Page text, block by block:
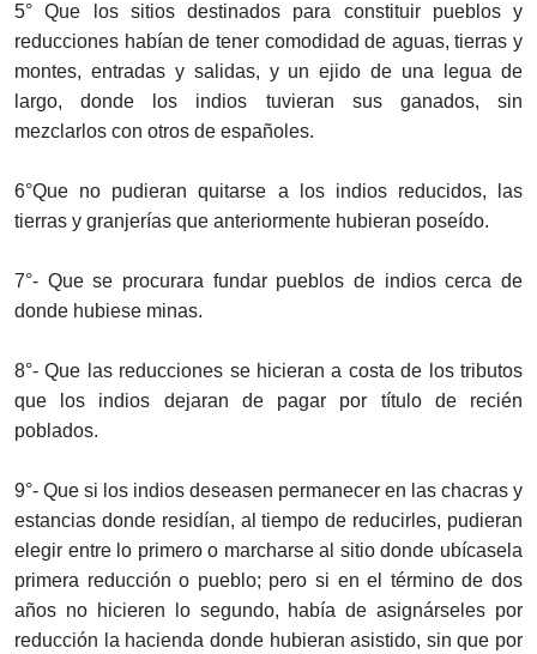
5° Que los sitios destinados para constituir pueblos y
reducciones habían de tener comodidad de aguas, tierras y
montes, entradas y salidas, y un ejido de una legua de
largo, donde los indios tuvieran sus ganados, sin
mezclarlos con otros de españoles.
6°Que no pudieran quitarse a los indios reducidos, las
tierras y granjerías que anteriormente hubieran poseído.
7°- Que se procurara fundar pueblos de indios cerca de
donde hubiese minas.
8°- Que las reducciones se hicieran a costa de los tributos
que los indios dejaran de pagar por título de recién
poblados.
9°- Que si los indios deseasen permanecer en las chacras y
estancias donde residían, al tiempo de reducirles, pudieran
elegir entre lo primero o marcharse al sitio donde ubícasela
primera reducción o pueblo; pero si en el término de dos
años no hicieren lo segundo, había de asignárseles por
reducción la hacienda donde hubieran asistido, sin que por